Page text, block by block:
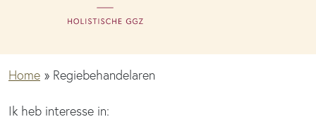
Home » Regiebehandelaren
Ik heb interesse in: